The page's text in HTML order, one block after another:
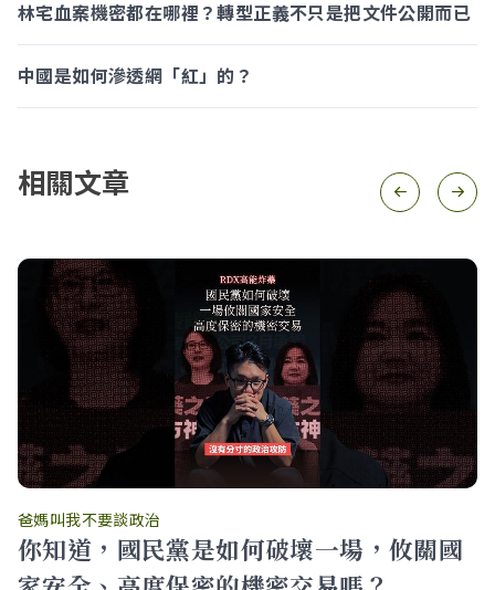
林宅血案機密都在哪裡？轉型正義不只是把文件公開而已
中國是如何滲透網「紅」的？
相關文章
爸媽叫我不要談政治
你知道，國民黨是如何破壞一場，攸關國